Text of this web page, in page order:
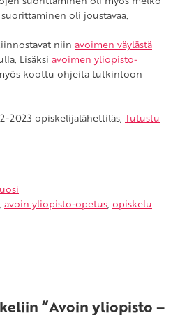
oli joustavaa.
niin avoimen väylästä
Lisäksi avoimen yliopisto-
koottu ohjeita tutkintoon
2023 opiskelijalähettiläs, Tutustu
, avoin yliopisto-opetus, opiskelu
“Avoin yliopisto –